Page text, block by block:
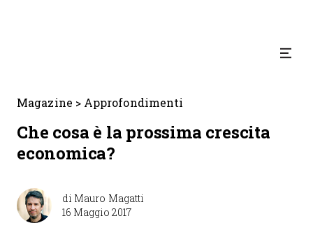
Magazine > Approfondimenti
Che cosa è la prossima crescita
economica?
di Mauro Magatti
16 Maggio 2017